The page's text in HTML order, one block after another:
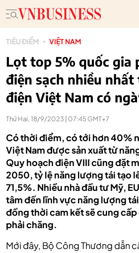
TIÊU ĐIỂM VIỆT NAM
Lọt top 5% quốc gia
điện sạch nhiều
điện Việt Nam có
Thứ Hai, 18/9/2023 | 07:45 GMT+7
Có thời điểm, có tới hơn 40%
Việt Nam được sản xuất từ
Quy hoạch điện VIII cũng đặt
2050, tỷ lệ năng lượng tái tạo
71,5%. Nhiều nhà đầu tư Mỹ,
tâm đến lĩnh vực năng lượng
đồng thời cam kết sẽ cung
phải chăng.
Mới đây, Bộ Công Thương dẫn